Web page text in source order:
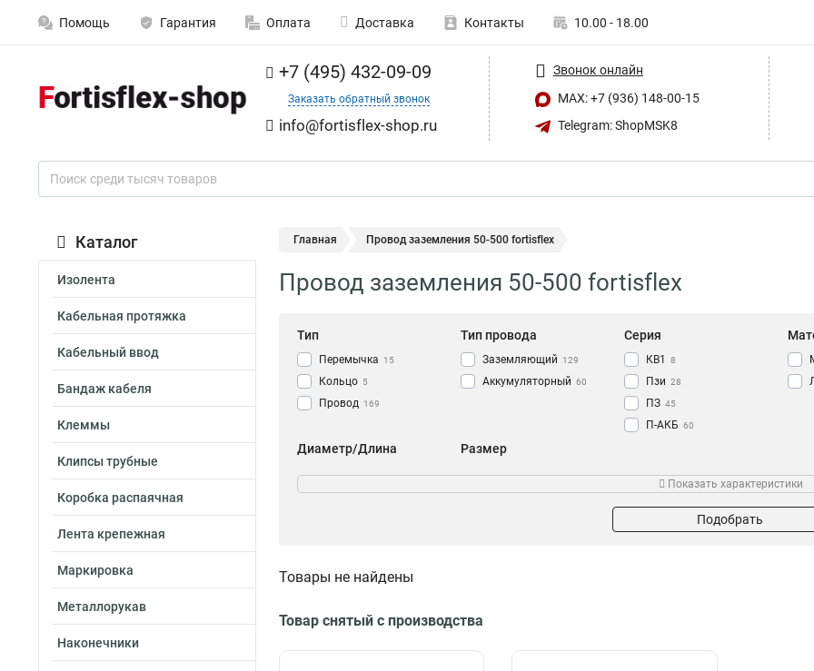
Помощь Гарантия Оплата Доставка Контакты 10.00 - 18.00
+7 (495) 432-09-09
Заказать обратный звонок
info@fortisflex-shop.ru
Звонок онлайн
MAX: +7 (936) 148-00-15
Telegram: ShopMSK8
Каталог
Изолента
Кабельная протяжка
Кабельный ввод
Бандаж кабеля
Клеммы
Клипсы трубные
Коробка распаячная
Лента крепежная
Маркировка
Металлорукав
Наконечники
Главная Провод заземления 50-500 fortisflex
Провод заземления 50-500 fortisflex
Тип
Перемычка 15
Кольцо 5
Провод 169
Тип провода
Заземляющий 129
Аккумуляторный 60
Серия
КВ1 8
Пзи 28
ПЗ 45
П-АКБ 60
Диаметр/Длина
6-1000 1
6-800 1
6-250 1
6-150 1
Размер
65х40 1
52х31 1
Показать характеристики
Подобрать
Товары не найдены
Товар снятый с производства